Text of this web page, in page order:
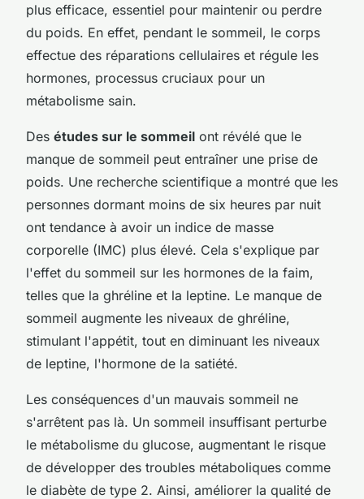
plus efficace, essentiel pour maintenir ou perdre
du poids. En effet, pendant le sommeil, le corps
effectue des réparations cellulaires et régule les
hormones, processus cruciaux pour un
métabolisme sain.
Des études sur le sommeil ont révélé que le
manque de sommeil peut entraîner une prise de
poids. Une recherche scientifique a montré que les
personnes dormant moins de six heures par nuit
ont tendance à avoir un indice de masse
corporelle (IMC) plus élevé. Cela s'explique par
l'effet du sommeil sur les hormones de la faim,
telles que la ghréline et la leptine. Le manque de
sommeil augmente les niveaux de ghréline,
stimulant l'appétit, tout en diminuant les niveaux
de leptine, l'hormone de la satiété.
Les conséquences d'un mauvais sommeil ne
s'arrêtent pas là. Un sommeil insuffisant perturbe
le métabolisme du glucose, augmentant le risque
de développer des troubles métaboliques comme
le diabète de type 2. Ainsi, améliorer la qualité de